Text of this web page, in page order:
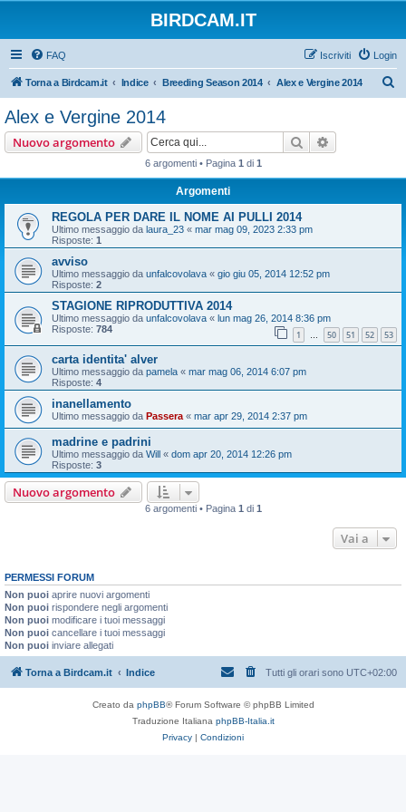
BIRDCAM.IT
FAQ Login
Iscriviti
Torna a Birdcam.it Indice Breeding Season 2014 Alex e Vergine 2014
Alex e Vergine 2014
Nuovo argomento Cerca
6 argomenti • Pagina 1 di 1
Argomenti
REGOLA PER DARE IL NOME AI PULLI 2014
Ultimo messaggio da laura_23 « mar mag 09, 2023 2:33 pm
Risposte: 1
avviso
Ultimo messaggio da unfalcovolava « gio giu 05, 2014 12:52 pm
Risposte: 2
STAGIONE RIPRODUTTIVA 2014
Ultimo messaggio da unfalcovolava « lun mag 26, 2014 8:36 pm
Risposte: 784 1 … 50 51 52 53
carta identita' alver
Ultimo messaggio da pamela « mar mag 06, 2014 6:07 pm
Risposte: 4
inanellamento
Ultimo messaggio da Passera « mar apr 29, 2014 2:37 pm
madrine e padrini
Ultimo messaggio da Will « dom apr 20, 2014 12:26 pm
Risposte: 3
Nuovo argomento
6 argomenti • Pagina 1 di 1
Vai a
PERMESSI FORUM
Non puoi aprire nuovi argomenti
Non puoi rispondere negli argomenti
Non puoi modificare i tuoi messaggi
Non puoi cancellare i tuoi messaggi
Non puoi inviare allegati
Torna a Birdcam.it Indice Tutti gli orari sono UTC+02:00
Creato da phpBB® Forum Software © phpBB Limited
Traduzione Italiana phpBB-Italia.it
Privacy | Condizioni